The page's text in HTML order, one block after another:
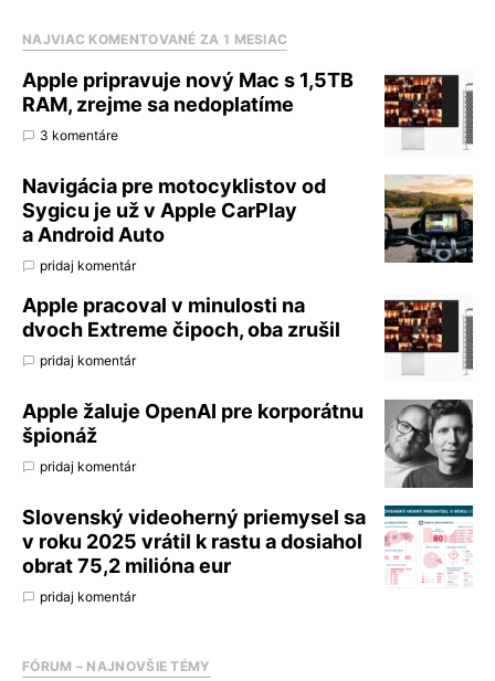
NAJVIAC KOMENTOVANÉ ZA 1 MESIAC
Apple pripravuje nový Mac s 1,5TB
RAM, zrejme sa nedoplatíme
3 komentáre
Navigácia pre motocyklistov od
Sygicu je už v Apple CarPlay
a Android Auto
pridaj komentár
Apple pracoval v minulosti na
dvoch Extreme čipoch, oba zrušil
pridaj komentár
Apple žaluje OpenAI pre korporátnu
špionáž
pridaj komentár
Slovenský videoherný priemysel sa
v roku 2025 vrátil k rastu a dosiahol
obrat 75,2 milióna eur
pridaj komentár
FÓRUM – NAJNOVŠIE TÉMY